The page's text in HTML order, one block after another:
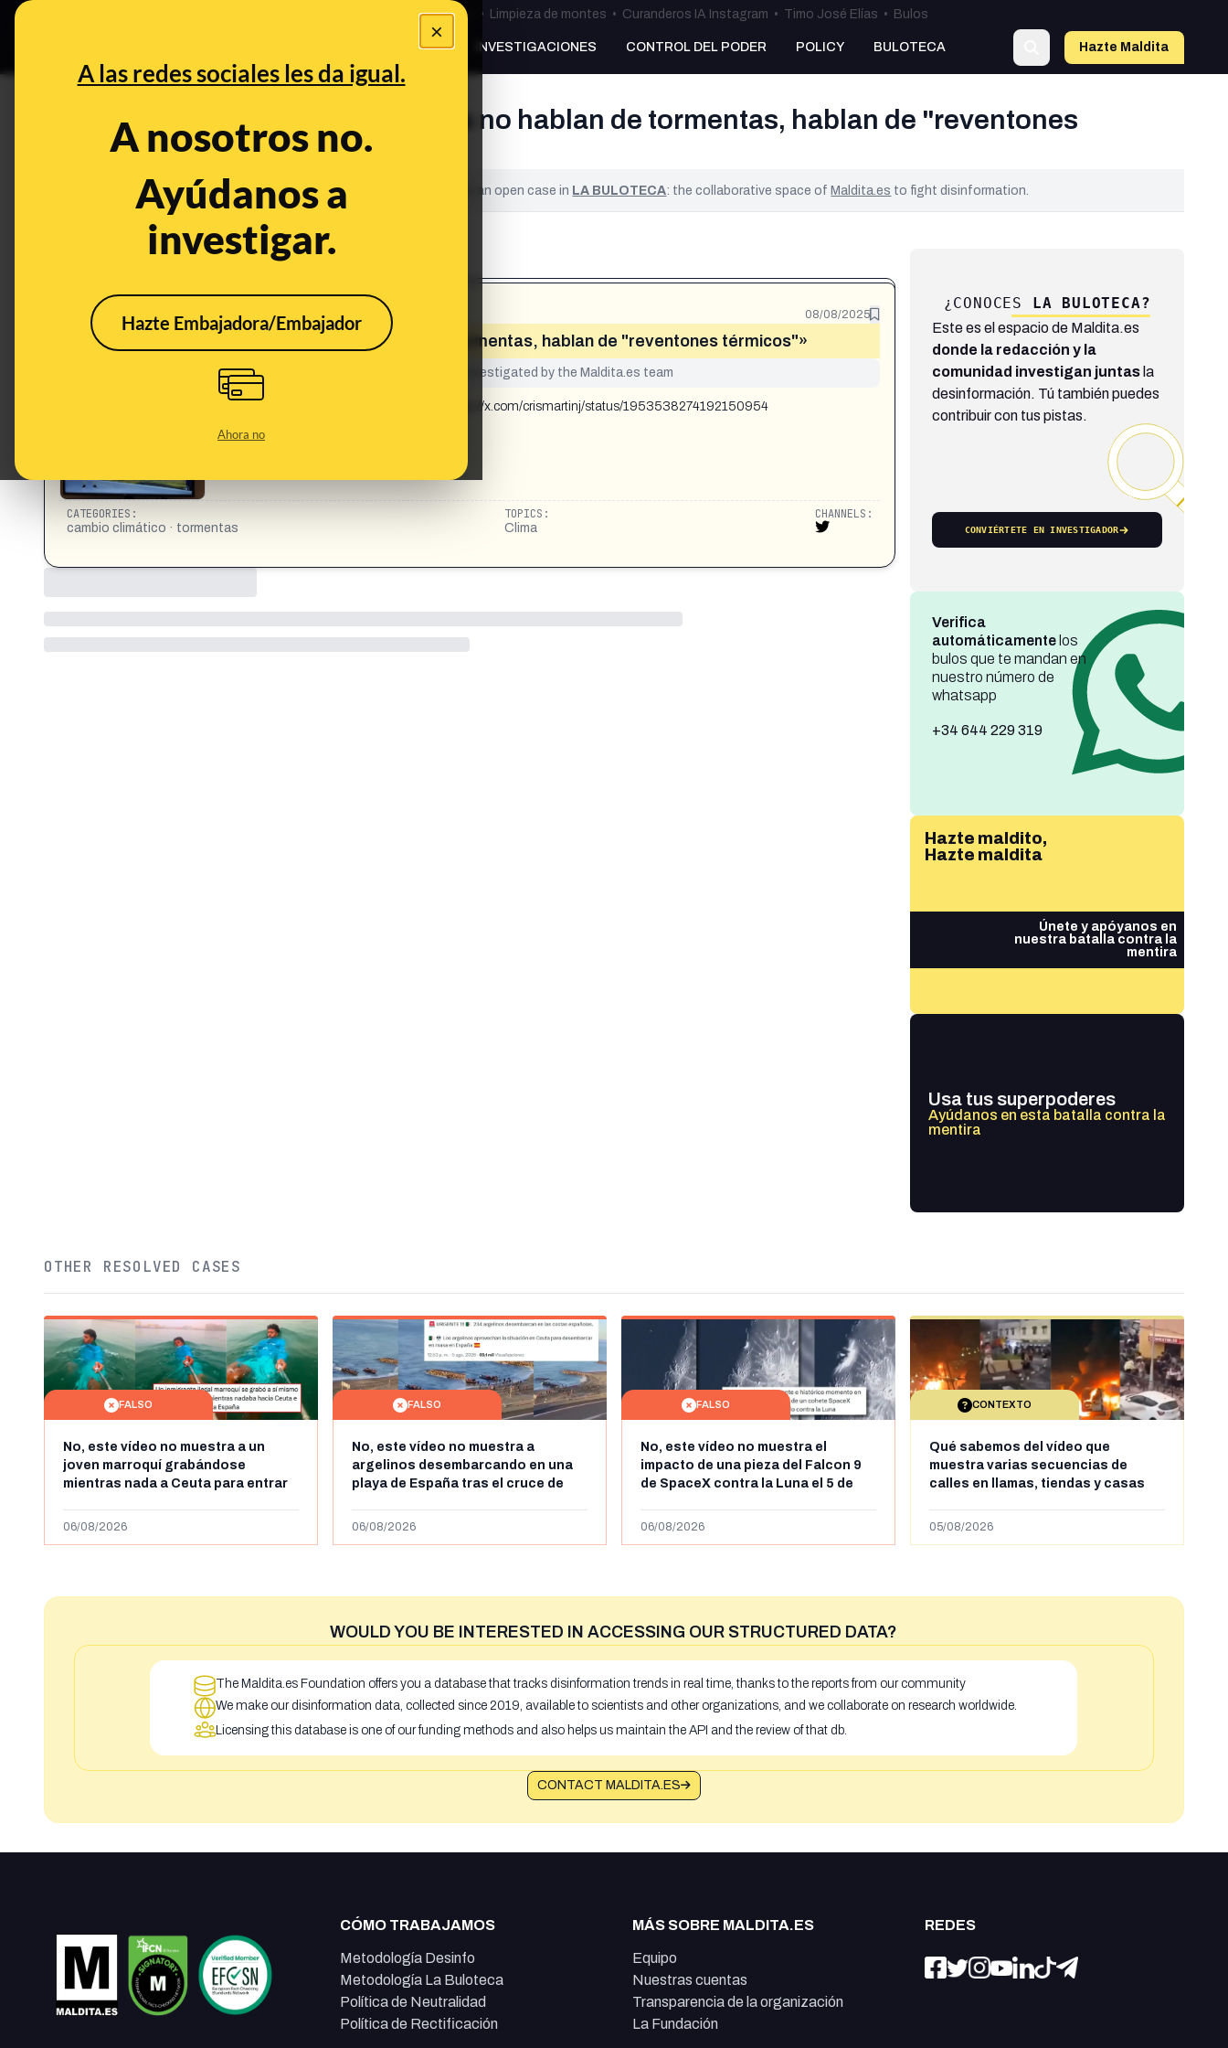
×
A las redes sociales les da igual.
A nosotros no.
Ayúdanos a
investigar.
Hazte Embajadora/Embajador
Ahora no
Bulos Ceuta • Limpieza de montes • Curanderos IA Instagram • Timo José Elías • Bulos
PREBUNKING INVESTIGACIONES CONTROL DEL PODER POLICY BULOTECA Hazte Maldita
¿Los presentadores del tiempo ya no hablan de tormentas, hablan de "reventones
térmicos"?
This content has NOT yet been verified. It is an open case in LA BULOTECA: the collaborative space ofMaldita.es to fight disinformation.
What's being said: 08/08/2025
«Los presentadores del tiempo ya no hablan de tormentas, hablan de "reventones térmicos"»
This content has not yet been investigated by the Maldita.es team
Ya no hay tormentas de verano. Ahora son «reventones térmicos». https://x.com/crismartinj/status/1953538274192150954
CATEGORIES:
cambio climático · tormentas
TOPICS:
Clima
CHANNELS:
¿CONOCES LA BULOTECA?
Este es el espacio de Maldita.es
donde la redacción y la
comunidad investigan juntasla
desinformación. Tú también puedes
contribuir con tus pistas.
CONVIÉRTETE EN INVESTIGADOR
Verifica
automáticamentelos
bulos que te mandan en
nuestro número de
whatsapp
+34 644 229 319
Hazte maldito,
Hazte maldita
Únete y apóyanos en
nuestra batalla contra la
mentira
Usa tus superpoderes
Ayúdanos en esta batalla contra la
mentira
OTHER RESOLVED CASES
FALSO
No, este vídeo no muestra a un
joven marroquí grabándose
mientras nada a Ceuta para entrar
más de 450km de Ceuta y el autor lo
06/08/2026
FALSO
No, este vídeo no muestra a
argelinos desembarcando en una
playa de España tras el cruce de
de julio de 2026: son imágenes de
06/08/2026
FALSO
No, este vídeo no muestra el
impacto de una pieza del Falcon 9
de SpaceX contra la Luna el 5 de
menos abril de 2026
06/08/2026
CONTEXTO
Qué sabemos del vídeo que
muestra varias secuencias de
calles en llamas, tiendas y casas
supuestamente en España tras la
05/08/2026
WOULD YOU BE INTERESTED IN ACCESSING OUR STRUCTURED DATA?
The Maldita.es Foundation offers you a database that tracks disinformation trends in real time, thanks to the reports from our community
We make our disinformation data, collected since 2019, available to scientists and other organizations, and we collaborate on research worldwide.
Licensing this database is one of our funding methods and also helps us maintain the API and the review of that db.
CONTACT MALDITA.ES
CÓMO TRABAJAMOS
Metodología Desinfo
Metodología La Buloteca
Política de Neutralidad
Política de Rectificación
MÁS SOBRE MALDITA.ES
Equipo
Nuestras cuentas
Transparencia de la organización
La Fundación
REDES